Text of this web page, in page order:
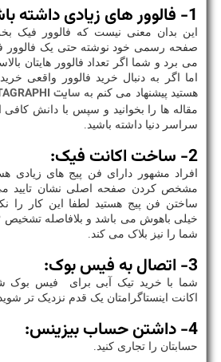
1- فالوور های زیادی داشته باشید
این بدان معنی نیست که فالوور فیک
صفحه رسمی خود نوشته حتی یک فالوور
می برد و شما اگر تعداد فالوور هایتان
اما اگر به دنبال خرید فالوور واقعی
هستید پیشنهاد می کنم به سایت INSTAGRAPHI
مقاله ها را بخوانید و سپس با دانش کافی
سراسر دنیا داشته باشید.
2- ساخت اکانت فیک:
افراد مشهور دارای فن پیج های زیادی
مشخص کردن صفحه اصلی نشان تایید
شما را نیز بلاک می کند.
3- اتصال به فیس بوک:
شما با خرید تیک آبی برای فیس بوک
اکانت اینستاگرامتان یک قدم نزدیک تر
4- داشتن حساب بیزینس:
حسابتان را تجاری کنید.